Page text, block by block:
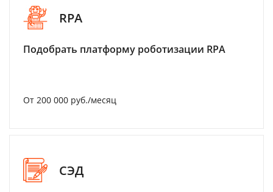
RPA
Подобрать платформу роботизации RPA
От 200 000 руб./месяц
СЭД